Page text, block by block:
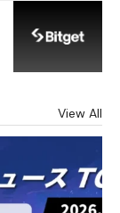
View All